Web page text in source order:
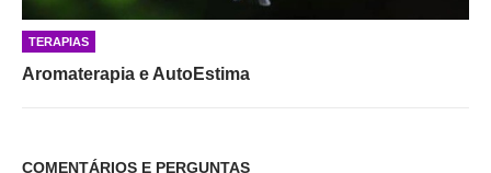
TERAPIAS
Aromaterapia e AutoEstima
COMENTÁRIOS E PERGUNTAS